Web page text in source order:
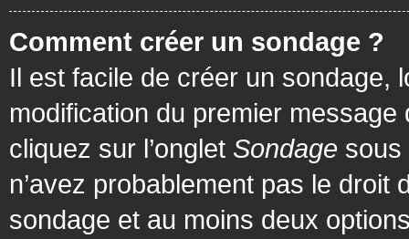
Comment créer un sondage ?
Il est facile de créer un sondage,
modification du premier
cliquez sur l’onglet Sondage sous
n’avez probablement pas le
sondage et au moins deux